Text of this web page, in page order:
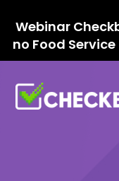
para
conteúdo
Webinar
no Food Service